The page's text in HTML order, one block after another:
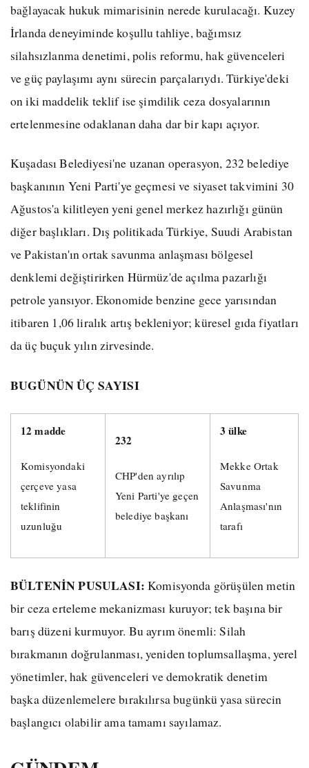
bağlayacak hukuk mimarisinin nerede kurulacağı. Kuzey
İrlanda deneyiminde koşullu tahliye, bağımsız
silahsızlanma denetimi, polis reformu, hak güvenceleri
ve güç paylaşımı aynı sürecin parçalarıydı. Türkiye'deki
on iki maddelik teklif ise şimdilik ceza dosyalarının
ertelenmesine odaklanan daha dar bir kapı açıyor.
Kuşadası Belediyesi'ne uzanan operasyon, 232 belediye
başkanının Yeni Parti'ye geçmesi ve siyaset takvimini 30
Ağustos'a kilitleyen yeni genel merkez hazırlığı günün
diğer başlıkları. Dış politikada Türkiye, Suudi Arabistan
ve Pakistan'ın ortak savunma anlaşması bölgesel
denklemi değiştirirken Hürmüz'de açılma pazarlığı
petrole yansıyor. Ekonomide benzine gece yarısından
itibaren 1,06 liralık artış bekleniyor; küresel gıda fiyatları
da üç buçuk yılın zirvesinde.
BUGÜNÜN ÜÇ SAYISI
12 madde
Komisyondaki
çerçeve yasa
teklifinin
uzunluğu
232
CHP'den ayrılıp
Yeni Parti'ye geçen
belediye başkanı
3 ülke
Mekke Ortak
Savunma
Anlaşması'nın
tarafı
BÜLTENİN PUSULASI: Komisyonda görüşülen metin
bir ceza erteleme mekanizması kuruyor; tek başına bir
barış düzeni kurmuyor. Bu ayrım önemli: Silah
bırakmanın doğrulanması, yeniden toplumsallaşma, yerel
yönetimler, hak güvenceleri ve demokratik denetim
başka düzenlemelere bırakılırsa bugünkü yasa sürecin
başlangıcı olabilir ama tamamı sayılamaz.